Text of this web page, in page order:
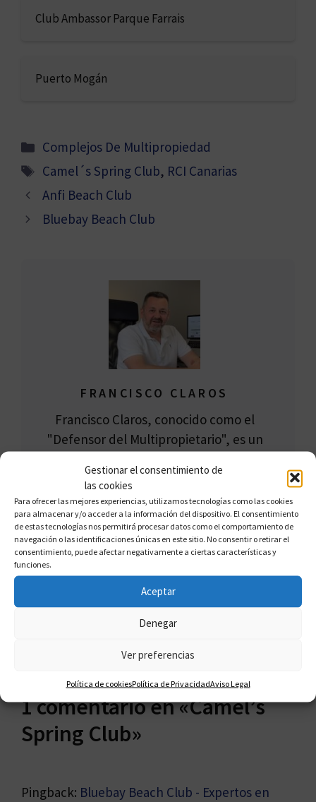
Gestionar el consentimiento de
las cookies
Para ofrecer las mejores experiencias, utilizamos tecnologías como las cookies
para almacenar y/o acceder a la información del dispositivo. El consentimiento
de estas tecnologías nos permitirá procesar datos como el comportamiento de
navegación o las identificaciones únicas en este sitio. No consentir o retirar el
consentimiento, puede afectar negativamente a ciertas características y
funciones.
Aceptar
Denegar
Ver preferencias
Política de cookiesPolítica de PrivacidadAviso Legal
Club Ambassor Parque Farrais
Puerto Mogán
Categorías
Complejos De Multipropiedad
Etiquetas
Camel´s Spring Club, RCI Canarias
Anfi Beach Club
Bluebay Beach Club
FRANCISCO CLAROS
Francisco Claros, conocido como el
"Defensor del Multipropietario", es un
experiencia en ayudar a los afectados a
desvincularse de contratos abusivos.
Reconocido por su enfoque riguroso y
efectivo, Francisco lidera un equipo de
abogados que se especializa en la
protección de los derechos de los
consumidores y la anulación de
contratos.
1 comentario en «Camel’s
Spring Club»
Pingback: Bluebay Beach Club - Expertos en